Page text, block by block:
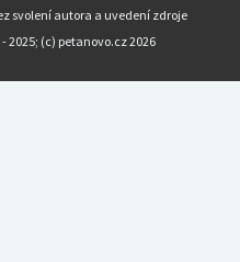
svolení autora a uvedení zdroje
2025; (c) petanovo.cz 2026